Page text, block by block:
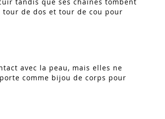
de dos et tour de cou pour
avec la peau, mais elles ne
comme bijou de corps pour